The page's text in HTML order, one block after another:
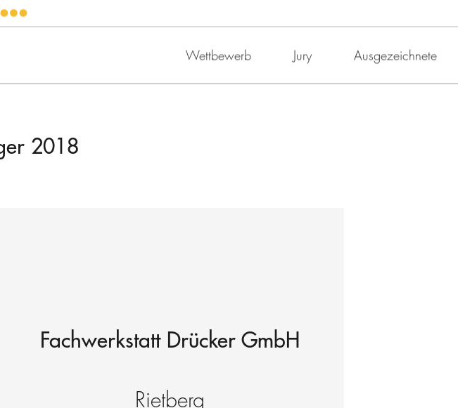
Wettbewerb Jury Ausgezeichnete
2018
Fachwerkstatt Drücker GmbH
Rietberg